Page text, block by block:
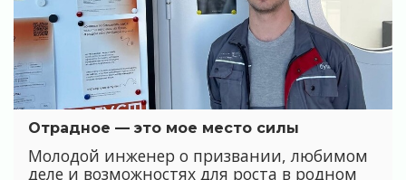
Отрадное — это мое место силы
Молодой инженер о призвании, любимом
деле и возможностях для роста в родном